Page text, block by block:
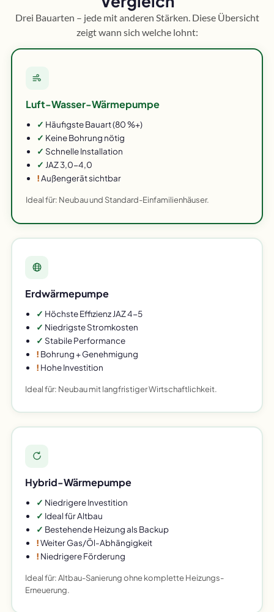
Drei Bauarten – jede mit anderen Stärken. Diese Übersicht
zeigt wann sich welche lohnt:
Luft-Wasser-Wärmepumpe
✓ Häufigste Bauart (80 %+)
✓ Keine Bohrung nötig
✓ Schnelle Installation
✓ JAZ 3,0-4,0
!Außengerät sichtbar
Ideal für: Neubau und Standard-Einfamilienhäuser.
Erdwärmepumpe
✓ Höchste Effizienz JAZ 4-5
✓ Niedrigste Stromkosten
✓ Stabile Performance
! Bohrung + Genehmigung
! Hohe Investition
Ideal für: Neubau mit langfristiger Wirtschaftlichkeit.
Hybrid-Wärmepumpe
✓ Niedrigere Investition
✓ Ideal für Altbau
✓ Bestehende Heizung als Backup
!Weiter Gas/Öl-Abhängigkeit
! Niedrigere Förderung
Ideal für: Altbau-Sanierung ohne komplette Heizungs-
Erneuerung.